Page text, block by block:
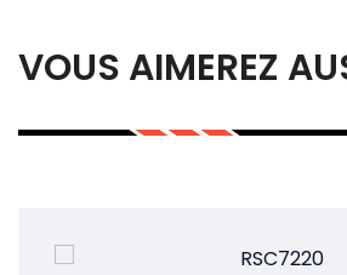
VOUS AIMEREZ